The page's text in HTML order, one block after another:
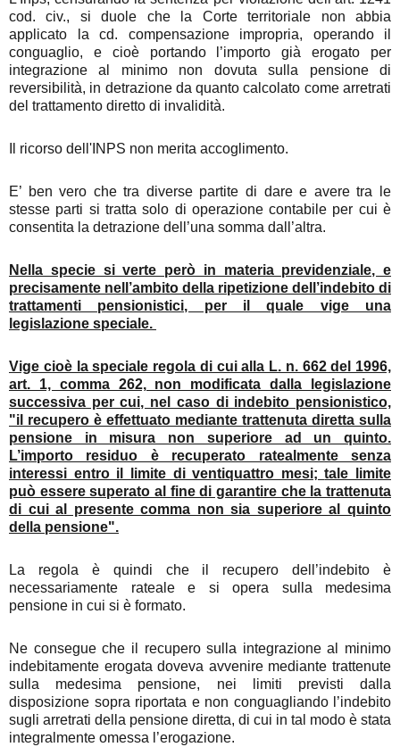
cod. civ., si duole che la Corte territoriale non abbia
applicato la cd. compensazione impropria, operando il
conguaglio, e cioè portando l’importo già erogato per
integrazione al minimo non dovuta sulla pensione di
reversibilità, in detrazione da quanto calcolato come arretrati
del trattamento diretto di invalidità.
Il ricorso dell'INPS non merita accoglimento.
E’ ben vero che tra diverse partite di dare e avere tra le
stesse parti si tratta solo di operazione contabile per cui è
consentita la detrazione dell’una somma dall’altra.
Nella specie si verte però in materia previdenziale, e
precisamente nell’ambito della ripetizione dell’indebito di
trattamenti pensionistici, per il quale vige una
legislazione speciale.
Vige cioè la speciale regola di cui alla L. n. 662 del 1996,
art. 1, comma 262, non modificata dalla legislazione
successiva per cui, nel caso di indebito pensionistico,
"il recupero è effettuato mediante trattenuta diretta sulla
pensione in misura non superiore ad un quinto.
L’importo residuo è recuperato ratealmente senza
interessi entro il limite di ventiquattro mesi;tale limite
può essere superato al fine di garantire che la trattenuta
di cui al presente comma non sia superiore al quinto
della pensione".
La regola è quindi che il recupero dell’indebito è
necessariamente rateale e si opera sulla medesima
pensione in cui si è formato.
Ne consegue che il recupero sulla integrazione al minimo
indebitamente erogata doveva avvenire mediante trattenute
sulla medesima pensione, nei limiti previsti dalla
disposizione sopra riportata e non conguagliando l’indebito
sugli arretrati della pensione diretta, di cui in tal modo è stata
integralmente omessa l’erogazione.